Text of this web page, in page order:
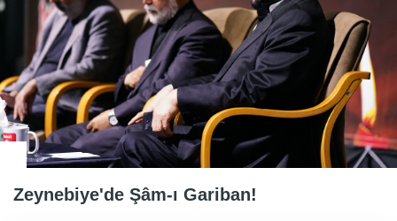
Zeynebiye'de Şâm-ı Gariban!